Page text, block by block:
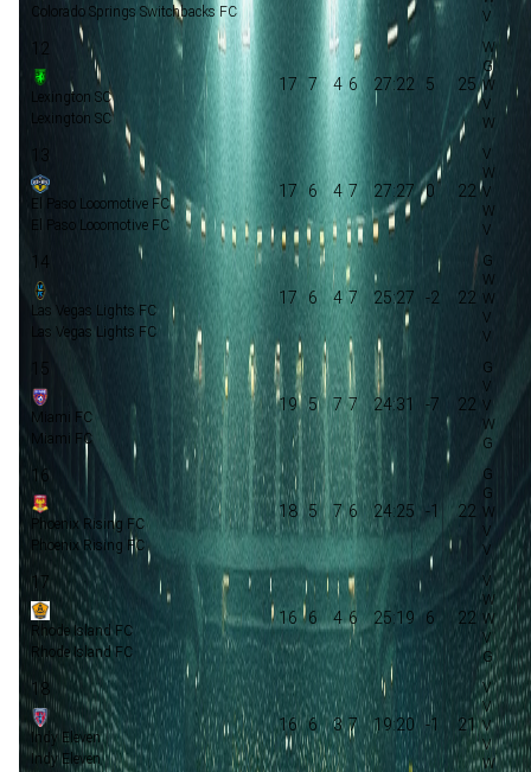
Colorado Springs Switchbacks FC
12
Lexington SC
Lexington SC
17 7 4 6 27:22 5 25
13
El Paso Locomotive FC
El Paso Locomotive FC
17 6 4 7 27:27 0 22
14
Las Vegas Lights FC
Las Vegas Lights FC
17 6 4 7 25:27 -2 22
15
Miami FC
Miami FC
19 5 7 7 24:31 -7 22
16
Phoenix Rising FC
Phoenix Rising FC
18 5 7 6 24:25 -1 22
17
Rhode Island FC
Rhode Island FC
16 6 4 6 25:19 6 22
18
Indy Eleven
Indy Eleven
16 6 3 7 19:20 -1 21